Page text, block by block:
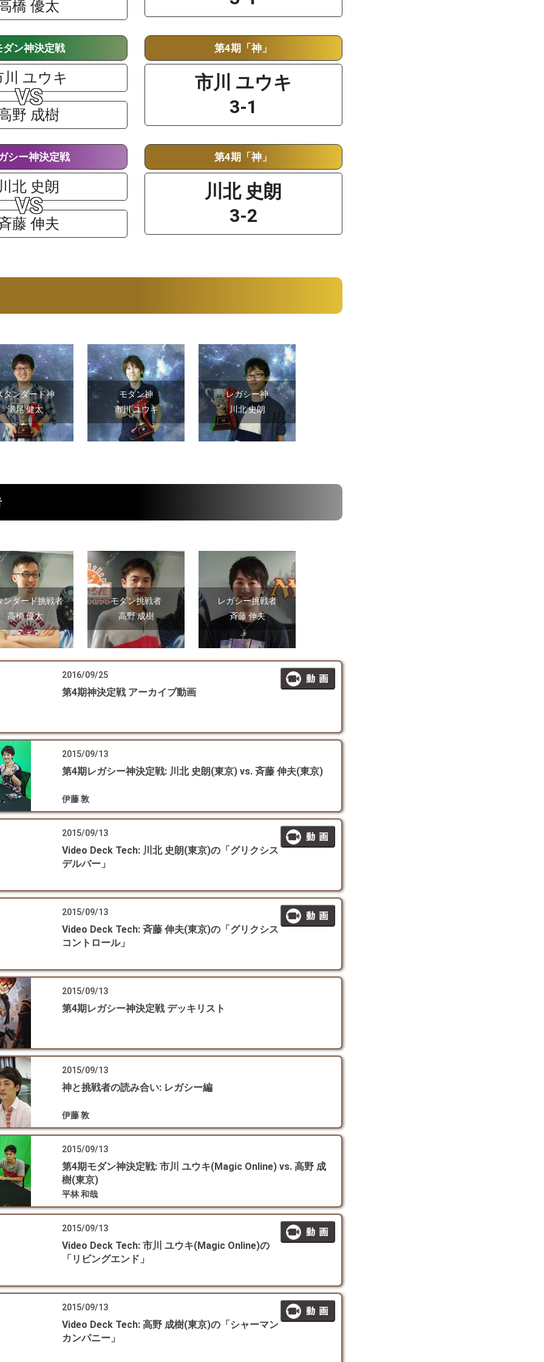
橋 優太
ダン神決定戦
川 ユウキ
野 成樹
第4期「神」
市川 ユウキ
3-1
シー神決定戦
北 史朗
藤 伸夫
第4期「神」
川北 史朗
3-2
タンダード神
瀬尾 健太
モダン神
市川 ユウキ
レガシー神
川北 史朗
ンダード挑戦者
高橋 優太
モダン挑戦者
高野 成樹
レガシー挑戦者
斉藤 伸夫
2016/09/25
第4期神決定戦 アーカイブ動画
2015/09/13
第4期レガシー神決定戦: 川北 史朗(東京) vs. 斉藤 伸夫(東京)
伊藤 敦
2015/09/13
Video Deck Tech: 川北 史朗(東京)の「グリクシス
デルバー」
2015/09/13
Video Deck Tech: 斉藤 伸夫(東京)の「グリクシス
コントロール」
2015/09/13
第4期レガシー神決定戦 デッキリスト
2015/09/13
神と挑戦者の読み合い: レガシー編
伊藤 敦
2015/09/13
第4期モダン神決定戦: 市川 ユウキ(Magic Online) vs. 高野 成
樹(東京)
平林 和哉
2015/09/13
Video Deck Tech: 市川 ユウキ(Magic Online)の
「リビングエンド」
2015/09/13
Video Deck Tech: 高野 成樹(東京)の「シャーマン
カンパニー」